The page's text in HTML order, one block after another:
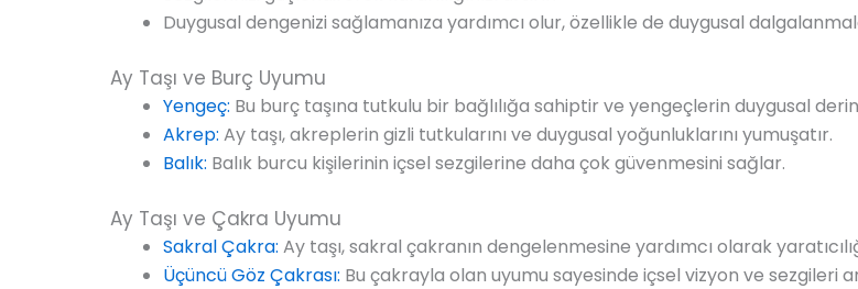
Duygusal dengenizi sağlamanıza yardımcı olur, özellikle de duygusal
Ay Taşı ve Burç Uyumu
Yengeç: Bu burç taşına tutkulu bir bağlılığa sahiptir ve yengeçlerin duygusal
Akrep: Ay taşı, akreplerin gizli tutkularını ve duygusal yoğunluklarını yumuşatır.
Balık: Balık burcu kişilerinin içsel sezgilerine daha çok güvenmesini sağlar.
Ay Taşı ve Çakra Uyumu
Sakral Çakra: Ay taşı, sakral çakranın dengelenmesine yardımcı olarak
Üçüncü Göz Çakrası: Bu çakrayla olan uyumu sayesinde içsel vizyon ve sezgileri